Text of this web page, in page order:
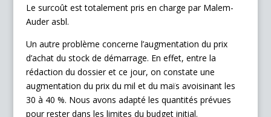
Le surcoût est totalement pris en charge par Malem-
Auder asbl.
Un autre problème concerne l’augmentation du prix
d’achat du stock de démarrage. En effet, entre la
rédaction du dossier et ce jour, on constate une
augmentation du prix du mil et du maïs avoisinant les
30 à 40 %. Nous avons adapté les quantités prévues
pour rester dans les limites du budget initial.